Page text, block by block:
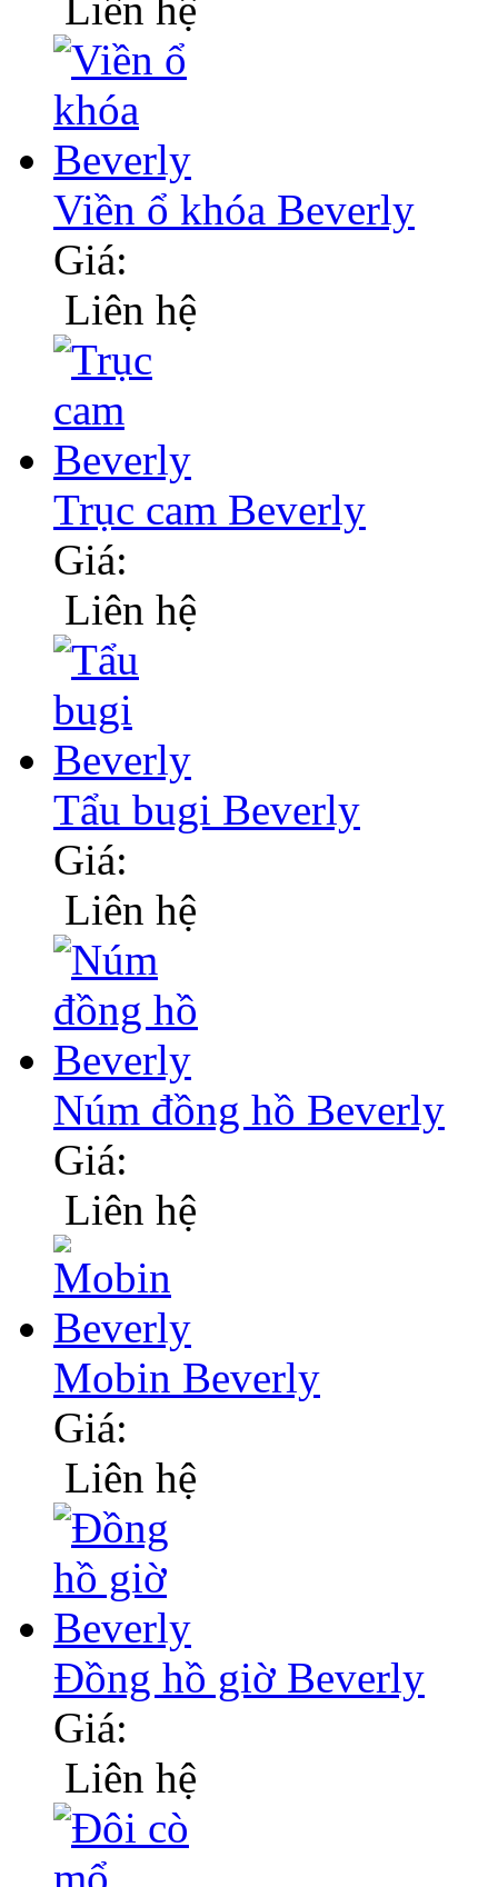
Liên hệ
Viền ổ khóa Beverly
Giá:
Liên hệ
Trục cam Beverly
Giá:
Liên hệ
Tẩu bugi Beverly
Giá:
Liên hệ
Núm đồng hồ Beverly
Giá:
Liên hệ
Mobin Beverly
Giá:
Liên hệ
Đồng hồ giờ Beverly
Giá:
Liên hệ